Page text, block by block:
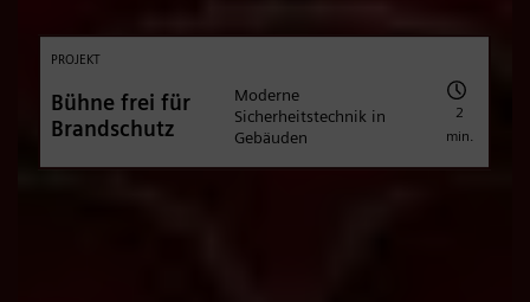
PROJEKT
Bühne frei für
Brandschutz
Moderne
Sicherheitstechnik in
Gebäuden
2
min.